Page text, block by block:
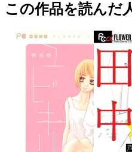
この作品を読んだ